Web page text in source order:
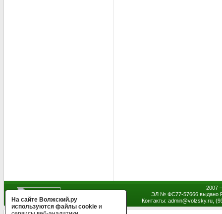
2007
ЭЛ № ФС77-57666 выдано
Контакты: admin@volzsky.ru,
На сайте Волжский.ру
используются файлы cookie и